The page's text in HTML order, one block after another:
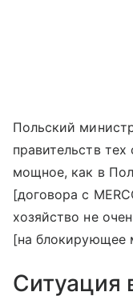
Польский
правительств тех
мощное, как в
[договора с
хозяйство не
[на блокирующее
Ситуация